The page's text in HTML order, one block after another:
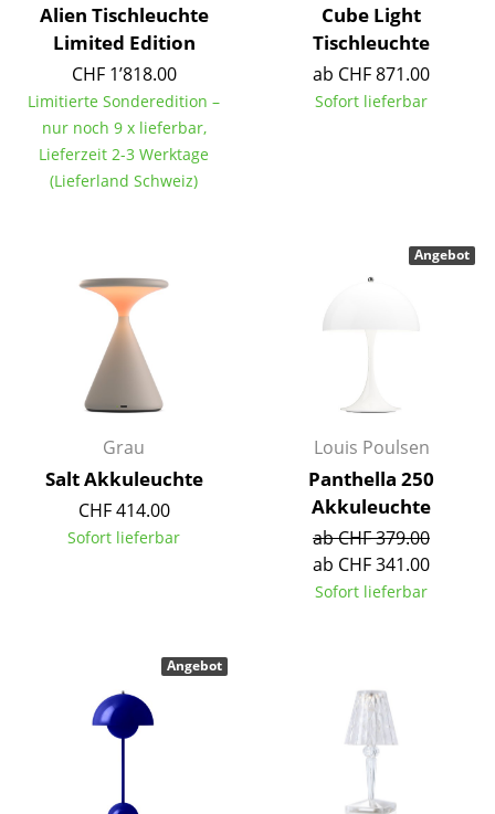
Schreibtischleuchten
Stehleuchten & Leseleuchten
Bodenleuchten
Wandleuchten
Outdoor-Leuchten
... alle Leuchten
Doppelbetten
Stapelbetten
Kinderbetten
Uhren
Alien Tischleuchte
Limited Edition
CHF 1’818.00
Limitierte Sonderedition –
nur noch 9 x lieferbar,
Lieferzeit 2-3 Werktage
(Lieferland Schweiz)
Cube Light
Tischleuchte
ab CHF 871.00
Sofort lieferbar
Grau
Salt Akkuleuchte
CHF 414.00
Sofort lieferbar
Louis Poulsen
Panthella 250
Akkuleuchte
ab CHF 379.00
ab CHF 341.00
Sofort lieferbar
Angebot
Angebot